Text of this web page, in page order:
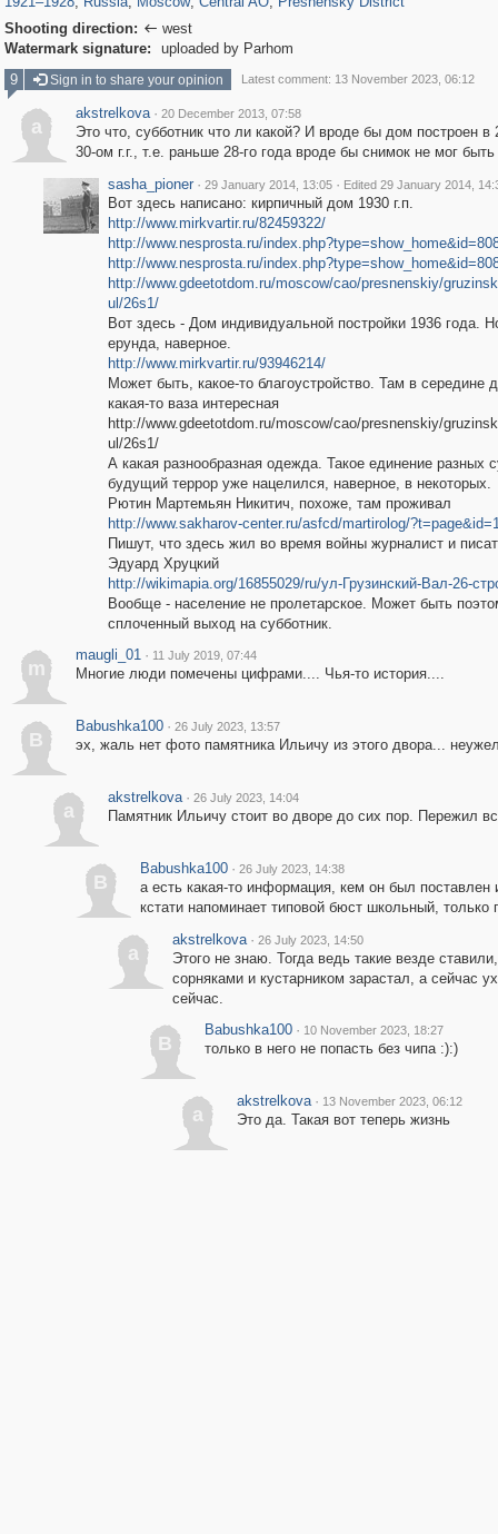
Shooting direction:  west
Watermark signature:
uploaded by Parhom
9
Sign in to share your opinion Latest comment: 13 November 2023, 06:12
a
akstrelkova · 20 December 2013, 07:58
Это что, субботник что ли какой? И вроде бы дом построен в
30-ом г.г., т.е. раньше 28-го года вроде бы снимок не мог
sasha_pioner · 29 January 2014, 13:05 · Edited 29 January 2014,
Вот здесь написано: кирпичный дом 1930 г.п.
http://www.mirkvartir.ru/82459322/
http://www.nesprosta.ru/
http://www.nesprosta.ru/
http://www.gdeetotdom.ru/moscow/cao/presnenskiy/
ul/26s1/
Вот здесь - Дом индивидуальной постройки 1936 года.
ерунда, наверное.
http://www.mirkvartir.ru/93946214/
Может быть, какое-то благоустройство. Там в середине
какая-то ваза интересная
http://www.gdeetotdom.ru/moscow/cao/presnenskiy/
ul/26s1/
А какая разнообразная одежда. Такое единение разных
будущий террор уже нацелился, наверное, в некоторых.
Рютин Мартемьян Никитич, похоже, там проживал
http://www.sakharov-center.ru/asfcd/martirolog/
Пишут, что здесь жил во время войны журналист и
Эдуард Хруцкий
http://wikimapia.org/16855029/ru/ул-Грузинский-Вал-26-
Вообще - население не пролетарское. Может быть
сплоченный выход на субботник.
m
maugli_01 · 11 July 2019, 07:44
Многие люди помечены цифрами.... Чья-то история....
B
Babushka100 · 26 July 2023, 13:57
эх, жаль нет фото памятника Ильичу из этого двора...
a
akstrelkova · 26 July 2023, 14:04
Памятник Ильичу стоит во дворе до сих пор. Пережил
B
Babushka100 · 26 July 2023, 14:38
а есть какая-то информация, кем он был
кстати напоминает типовой бюст школьный, только
a
akstrelkova · 26 July 2023, 14:50
Этого не знаю. Тогда ведь такие везде
сорняками и кустарником зарастал, а сейчас
сейчас.
B
Babushka100 · 10 November 2023, 18:27
только в него не попасть без чипа :):)
a
akstrelkova · 13 November 2023, 06:12
Это да. Такая вот теперь жизнь